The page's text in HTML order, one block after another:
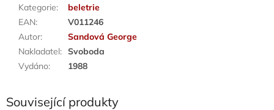
Kategorie:
beletrie
EAN:
V011246
Autor:
Sandová George
Nakladatel: Svoboda
Vydáno: 1988
Související produkty